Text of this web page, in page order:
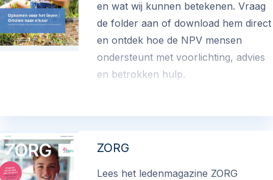
en wat wij kunnen betekenen. Vraag
de folder aan of download hem direct
en ontdek hoe de NPV mensen
ondersteunt met voorlichting, advies
en betrokken hulp.
ZORG
Lees het ledenmagazine ZORG